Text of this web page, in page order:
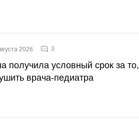
2026 3
получила условный срок за то,
врача-педиатра